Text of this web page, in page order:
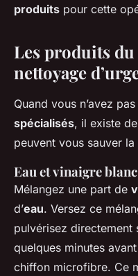
produits pour cette
Les produits
nettoyage
Quand vous n’avez
spécialisés, il existe
peuvent vous sauver
Eau et vinaigre blanc
Mélangez une part de
d’eau. Versez ce
pulvérisez directement
quelques minutes
chiffon microfibre. Ce